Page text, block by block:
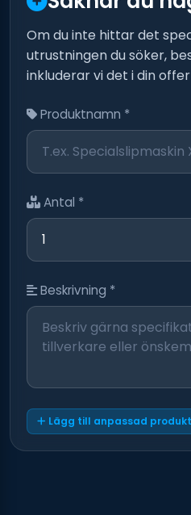
Om du inte hittar det
utrustningen du söker,
inkluderar vi det i din
Produktnamn *
Antal *
Beskrivning *
Lägg till anpassad produkt